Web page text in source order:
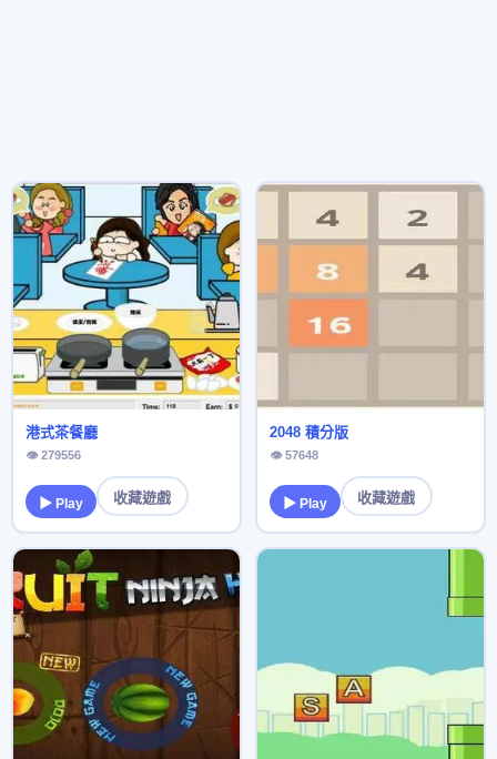
港式茶餐廳
👁 279556
▶ Play 收藏遊戲
2048 積分版
👁 57648
▶ Play 收藏遊戲